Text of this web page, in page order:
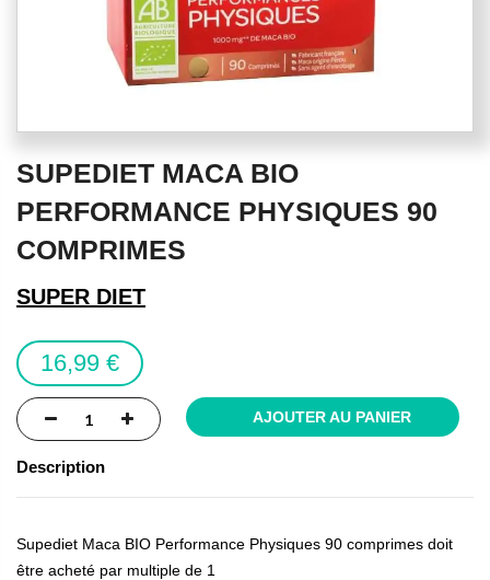
to
beginning
of
images
SUPEDIET MACA BIO
PERFORMANCE PHYSIQUES 90
COMPRIMES
SUPER DIET
16,99 €
AJOUTER AU PANIER
Description
Supediet Maca BIO Performance Physiques 90 comprimes doit
être acheté par multiple de 1